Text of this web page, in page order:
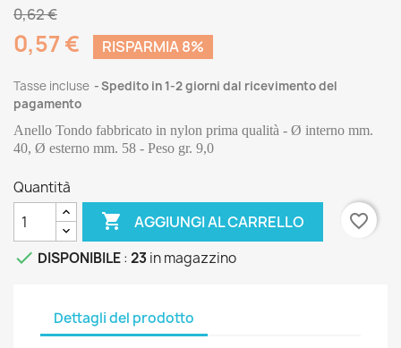
0,62 €
0,57 € RISPARMIA 8%
Tasse incluse
Spedito in 1-2 giorni dal ricevimento del
pagamento
Anello Tondo fabbricato in nylon prima qualità - Ø interno mm.
40, Ø esterno mm. 58 - Peso gr. 9,0
Quantità
 AGGIUNGI AL CARRELLO
favorite_border
 DISPONIBILE: 23 in magazzino
Dettagli del prodotto